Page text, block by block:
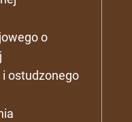
o
ostudzonego